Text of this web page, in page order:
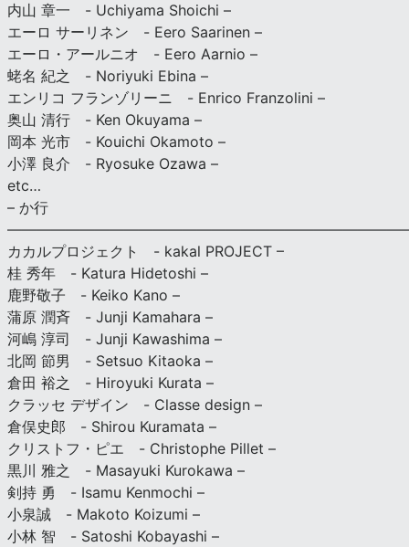
内山 章一 - Uchiyama Shoichi –
エーロ サーリネン - Eero Saarinen –
エーロ・アールニオ - Eero Aarnio –
蛯名 紀之 - Noriyuki Ebina –
エンリコ フランゾリーニ - Enrico Franzolini –
奥山 清行 - Ken Okuyama –
岡本 光市 - Kouichi Okamoto –
小澤 良介 - Ryosuke Ozawa –
etc…
– か行
カカルプロジェクト - kakal PROJECT –
桂 秀年 - Katura Hidetoshi –
鹿野敬子 - Keiko Kano –
蒲原 潤斉 - Junji Kamahara –
河嶋 淳司 - Junji Kawashima –
北岡 節男 - Setsuo Kitaoka –
倉田 裕之 - Hiroyuki Kurata –
クラッセ デザイン - Classe design –
倉俣史郎 - Shirou Kuramata –
クリストフ・ピエ - Christophe Pillet –
黒川 雅之 - Masayuki Kurokawa –
剣持 勇 - Isamu Kenmochi –
小泉誠 - Makoto Koizumi –
小林 智 - Satoshi Kobayashi –